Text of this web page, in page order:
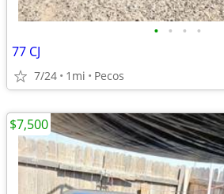
• • • •
77 CJ
7/24 1mi Pecos
$7,500